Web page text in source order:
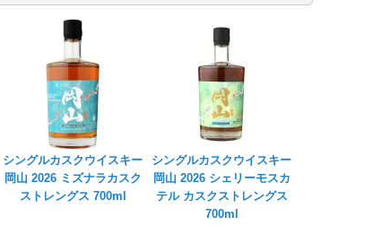
シングルカスクウイスキー
岡山 2026 ミズナラカスク
ストレングス 700ml
シングルカスクウイスキー
岡山 2026 シェリーモスカ
テル カスクストレングス
700ml